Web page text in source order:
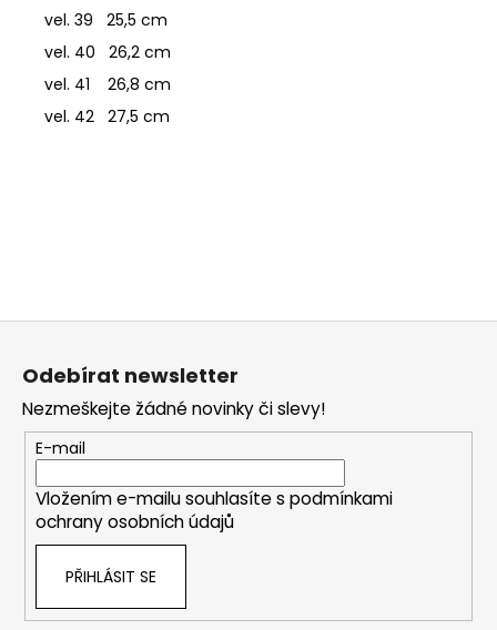
vel. 39 25,5 cm
vel. 40 26,2 cm
vel. 41 26,8 cm
vel. 42 27,5 cm
Z
Odebírat newsletter
Nezmeškejte žádné novinky či slevy!
E-mail
Vložením e-mailu souhlasíte s podmínkami
ochrany osobních údajů
PŘIHLÁSIT SE